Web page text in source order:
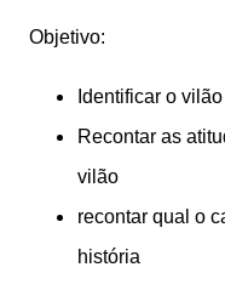
Objetivo:
Identificar o
Recontar as
vilão
recontar qual o
história